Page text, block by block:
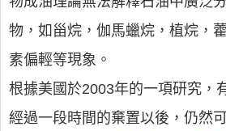
物，如甾烷，伽馬蠟烷，植烷，
素偏輕等現象。
根據美國於2003年的一項研究，
經過一段時間的棄置以後，仍然